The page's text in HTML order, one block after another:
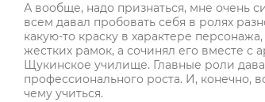
А вообще, надо признаться, мне очень
всем давал пробовать себя в ролях
какую-то краску в характере
жестких рамок, а сочинял его вместе с
Щукинское училище. Главные роли
профессионального роста. И, конечно,
чему учиться.